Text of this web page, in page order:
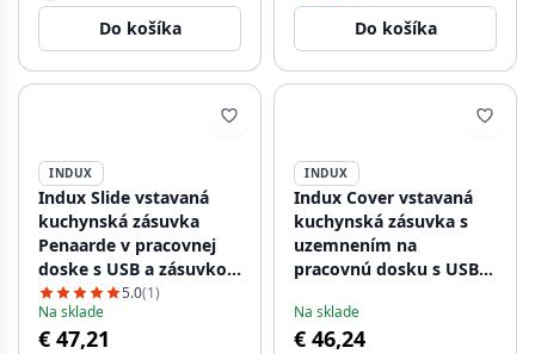
Do košíka Do košíka
INDUX
Indux Slide vstavaná
kuchynská zásuvka
Penaarde v pracovnej
doske s USB a zásuvkou
farba nerez 1208957392
5.0(1)
Na sklade
€ 47,21
INDUX
Indux Cover vstavaná
kuchynská zásuvka s
uzemnením na
pracovnú dosku s USB a
strieborná 1208957393
Na sklade
€ 46,24